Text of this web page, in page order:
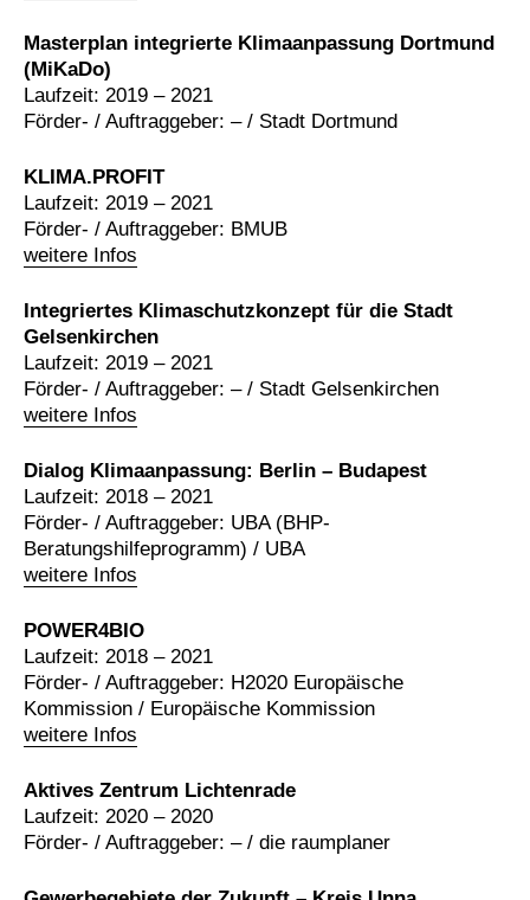
Masterplan integrierte Klimaanpassung Dortmund
(MiKaDo)
Laufzeit: 2019 – 2021
Förder- / Auftraggeber: – / Stadt Dortmund
KLIMA.PROFIT
weitere Infos
Laufzeit: 2019 – 2021
Förder- / Auftraggeber: BMUB
Integriertes Klimaschutzkonzept für die Stadt
Gelsenkirchen
weitere Infos
Laufzeit: 2019 – 2021
Förder- / Auftraggeber: – / Stadt Gelsenkirchen
Dialog Klimaanpassung: Berlin – Budapest
weitere Infos
Laufzeit: 2018 – 2021
Förder- / Auftraggeber: UBA (BHP-
Beratungshilfeprogramm) / UBA
POWER4BIO
weitere Infos
Laufzeit: 2018 – 2021
Förder- / Auftraggeber: H2020 Europäische
Kommission / Europäische Kommission
Aktives Zentrum Lichtenrade
Laufzeit: 2020 – 2020
Förder- / Auftraggeber: – / die raumplaner